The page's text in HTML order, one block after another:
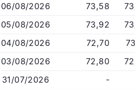
Inhalt
06/08/2026 73,58
05/08/2026
73,92
04/08/2026
72,70
03/08/2026
72,80
31/07/2026
-